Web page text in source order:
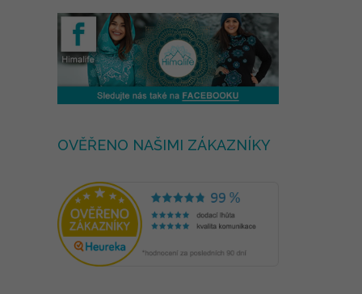
OVĚŘENO NAŠIMI ZÁKAZNÍKY